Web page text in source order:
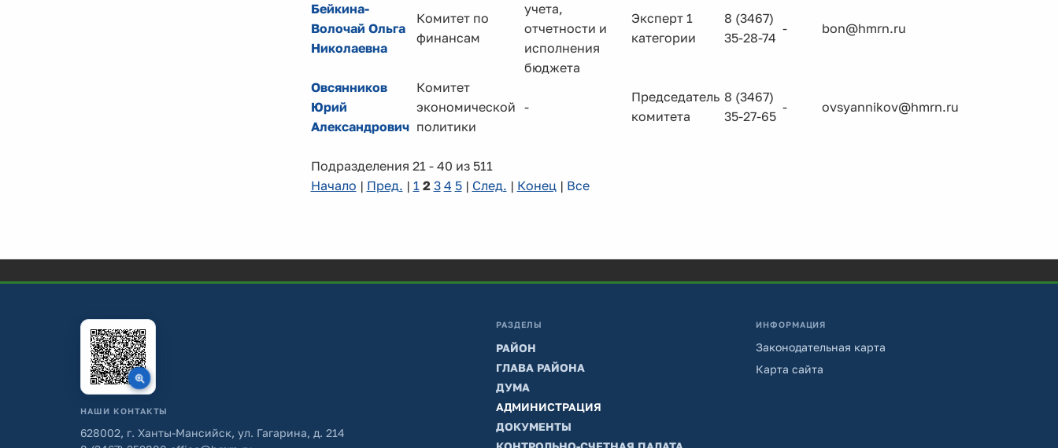
Бейкина-
Волочай Ольга
Николаевна
Комитет по
финансам
учета,
отчетности и
исполнения
бюджета
Эксперт 1
категории
8 (3467)
35-28-74
- bon@hmrn.ru
Овсянников
Юрий
Александрович
Комитет
экономической
политики
-
Председатель
комитета
8 (3467)
35-27-65
- ovsyannikov@hmrn.ru
Подразделения 21 - 40 из 511
Начало | Пред. | 1 2 3 4 5| След. | Конец | Все
НАШИ КОНТАКТЫ
628002, г. Ханты-Мансийск, ул. Гагарина, д. 214
РАЗДЕЛЫ
РАЙОН
ГЛАВА РАЙОНА
ДУМА
АДМИНИСТРАЦИЯ
ДОКУМЕНТЫ
ИНФОРМАЦИЯ
Законодательная карта
Карта сайта